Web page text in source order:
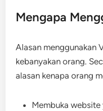
Mengapa
Alasan menggunakan
kebanyakan orang.
alasan kenapa orang
Membuka